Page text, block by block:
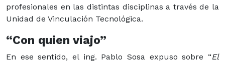
profesionales en las distintas disciplinas a través de la
Unidad de Vinculación Tecnológica.
“Con quien viajo”
En ese sentido, el ing. Pablo Sosa expuso sobre “El